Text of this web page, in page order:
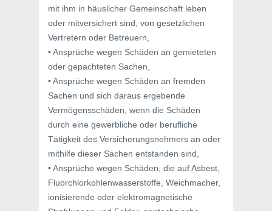
mit ihm in häuslicher Gemeinschaft leben
oder mitversichert sind, von gesetzlichen
Vertretern oder Betreuern,
• Ansprüche wegen Schäden an gemieteten
oder gepachteten Sachen,
• Ansprüche wegen Schäden an fremden
Sachen und sich daraus ergebende
Vermögensschäden, wenn die Schäden
durch eine gewerbliche oder berufliche
Tätigkeit des Versicherungsnehmers an oder
mithilfe dieser Sachen entstanden sind,
• Ansprüche wegen Schäden, die auf Asbest,
Fluorchlorkohlenwasserstoffe, Weichmacher,
ionisierende oder elektromagnetische